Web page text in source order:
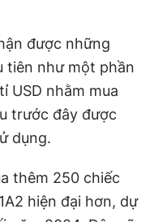
được những
tiên như một phần
USD nhằm mua
trước đây được
dụng.
thêm 250 chiếc
hiện đại hơn, dự